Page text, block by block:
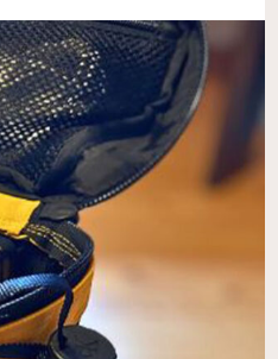
「バックパックってどう洗って
る？」 4か月ほぼ毎日背負って
きたグレゴリー『オールデイ』
を…
ファッション
「使い道ありすぎ！」「早く知り
たかった～」 カリマーの3WAY
バッグは出番が多すぎた